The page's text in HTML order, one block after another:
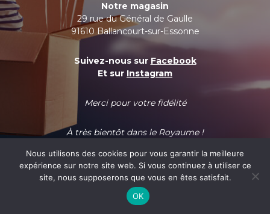
Notre magasin
29 rue du Général de Gaulle
91610 Ballancourt-sur-Essonne
Suivez-nous sur Facebook
Et sur Instagram
Merci pour votre fidélité
À très bientôt dans le Royaume !
Nous utilisons des cookies pour vous garantir la meilleure
expérience sur notre site web. Si vous continuez à utiliser ce
site, nous supposerons que vous en êtes satisfait.
OK